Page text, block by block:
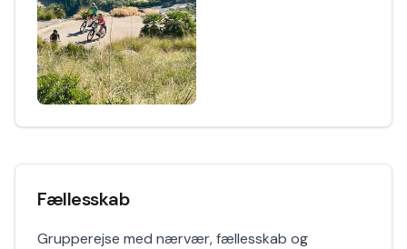
Fællesskab
Grupperejse med nærvær, fællesskab og